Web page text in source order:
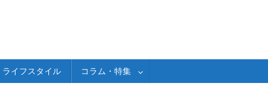
ライフスタイル コラム・特集